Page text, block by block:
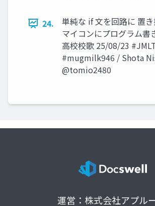
24.
単純な if 文を回路に 置
マイコンにプログラム書
高校校歌 25/08/23
#mugmilk946 / Shota
@tomio2480
運営：株式会社アプル